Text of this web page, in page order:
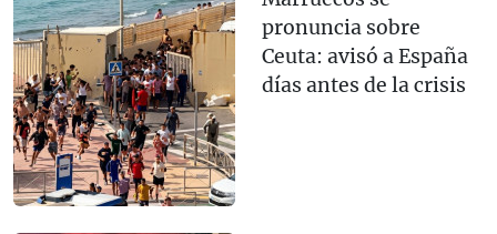
pronuncia sobre
Ceuta: avisó a España
días antes de la crisis